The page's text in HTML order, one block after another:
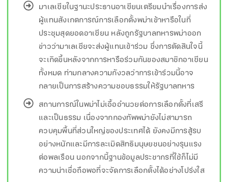
มาเลเซียในฐานะประธานอาเซียนเตรียมนำเรื่องการส่ง
ผู้แทนสังเกตการณ์การเลือกตั้งพม่าเข้าหารือในที่
ประชุมสุดยอดอาเซียน หลังถูกรัฐบาลทหารพม่าออก
ข่าวว่ามาเลเซียจะส่งผู้แทนเข้าร่วม ซึ่งการตัดสินใจนี้
จะเกิดขึ้นหลังจากการหารือร่วมกันของสมาชิกอาเซียน
ทั้งหมด ท่ามกลางความกังวลว่าการเข้าร่วมนี้อาจ
กลายเป็นการสร้างความชอบธรรมให้รัฐบาลทหาร
สถานการณ์ในพม่าไม่เอื้ออำนวยต่อการเลือกตั้งที่เสรี
และเป็นธรรม เนื่องจากกองทัพพม่ายังไม่สามารถ
ควบคุมพื้นที่ส่วนใหญ่ของประเทศได้ ยังคงมีการสู้รบ
อย่างหนักและมีการละเมิดสิทธิมนุษยชนอย่างรุนแรง
ต่อพลเรือน นอกจากนี้ฐานข้อมูลประชากรที่ใช้ก็ไม่มี
ความน่าเชื่อถือพอที่จะจัดการเลือกตั้งได้อย่างโปร่งใส